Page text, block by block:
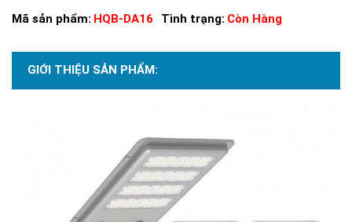
Mã sản phẩm: HQB-DA16 Tình trạng: Còn Hàng
GIỚI THIỆU SẢN PHẨM: